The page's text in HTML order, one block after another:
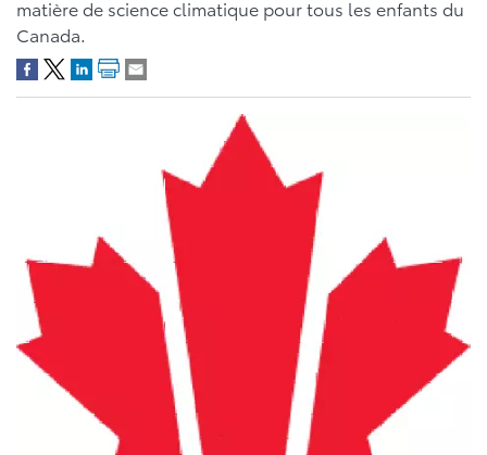
matière de science climatique pour tous les enfants du
Canada.